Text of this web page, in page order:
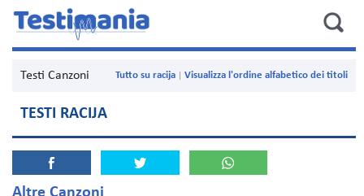
Testi Canzoni Visualizza l'ordine alfabetico dei titoli
Tutto su racija
TESTI RACIJA
Altre Canzoni